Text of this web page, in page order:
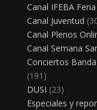
Canal IFEBA
Canal Juventud
Canal Plenos
Canal Semana
Conciertos
(191)
DUSI (23)
Especiales y